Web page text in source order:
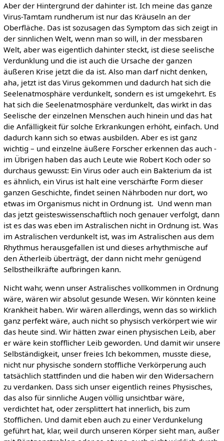
Aber der Hintergrund der dahinter ist. Ich meine das ganze
Virus-Tamtam rundherum ist nur das Kräuseln an der
Oberfläche. Das ist sozusagen das Symptom das sich zeigt in
der sinnlichen Welt, wenn man so will, in der messbaren
Welt, aber was eigentlich dahinter steckt, ist diese seelische
Verdunklung und die ist auch die Ursache der ganzen
äußeren Krise jetzt die da ist. Also man darf nicht denken,
aha, jetzt ist das Virus gekommen und dadurch hat sich die
Seelenatmosphäre verdunkelt, sondern es ist umgekehrt. Es
hat sich die Seelenatmosphäre verdunkelt, das wirkt in das
Seelische der einzelnen Menschen auch hinein und das hat
die Anfälligkeit für solche Erkrankungen erhöht, einfach. Und
dadurch kann sich so etwas ausbilden. Aber es ist ganz
wichtig – und einzelne äußere Forscher erkennen das auch -
im Übrigen haben das auch Leute wie Robert Koch oder so
durchaus gewusst: Ein Virus oder auch ein Bakterium da ist
es ähnlich, ein Virus ist halt eine verschärfte Form dieser
ganzen Geschichte, findet seinen Nährboden nur dort, wo
etwas im Organismus nicht in Ordnung ist. Und wenn man
das jetzt geisteswissenschaftlich noch genauer verfolgt, dann
ist es das was eben im Astralischen nicht in Ordnung ist. Was
im Astralischen verdunkelt ist, was im Astralischen aus dem
Rhythmus herausgefallen ist und dieses arhythmische auf
den Ätherleib überträgt, der dann nicht mehr genügend
Selbstheilkräfte aufbringen kann.
Nicht wahr, wenn unser Astralisches vollkommen in Ordnung
wäre, wären wir absolut gesunde Wesen. Wir könnten keine
Krankheit haben. Wir wären allerdings, wenn das so wirklich
ganz perfekt wäre, auch nicht so physisch verkörpert wie wir
das heute sind. Wir hätten zwar einen physischen Leib, aber
er wäre kein stofflicher Leib geworden. Und damit wir unsere
Selbständigkeit, unser freies Ich bekommen, musste diese,
nicht nur physische sondern stoffliche Verkörperung auch
tatsächlich stattfinden und die haben wir den Widersachern
zu verdanken. Dass sich unser eigentlich reines Physisches,
das also für sinnliche Augen völlig unsichtbar wäre,
verdichtet hat, oder zersplittert hat innerlich, bis zum
Stofflichen. Und damit eben auch zu einer Verdunkelung
geführt hat, klar, weil durch unseren Körper sieht man, außer